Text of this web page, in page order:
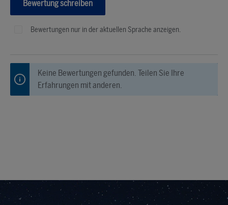
Bewertung schreiben
Bewertungen nur in der aktuellen Sprache anzeigen.
Keine Bewertungen gefunden. Teilen Sie Ihre
Erfahrungen mit anderen.